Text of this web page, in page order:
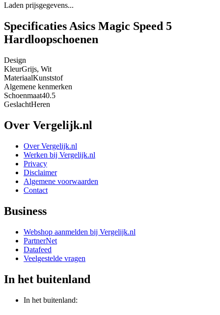
Laden prijsgegevens...
Specificaties Asics Magic Speed 5
Hardloopschoenen
Design
KleurGrijs, Wit
MateriaalKunststof
Algemene kenmerken
Schoenmaat40.5
GeslachtHeren
Over Vergelijk.nl
Over Vergelijk.nl
Werken bij Vergelijk.nl
Privacy
Disclaimer
Algemene voorwaarden
Contact
Business
Webshop aanmelden bij Vergelijk.nl
PartnerNet
Datafeed
Veelgestelde vragen
In het buitenland
In het buitenland: